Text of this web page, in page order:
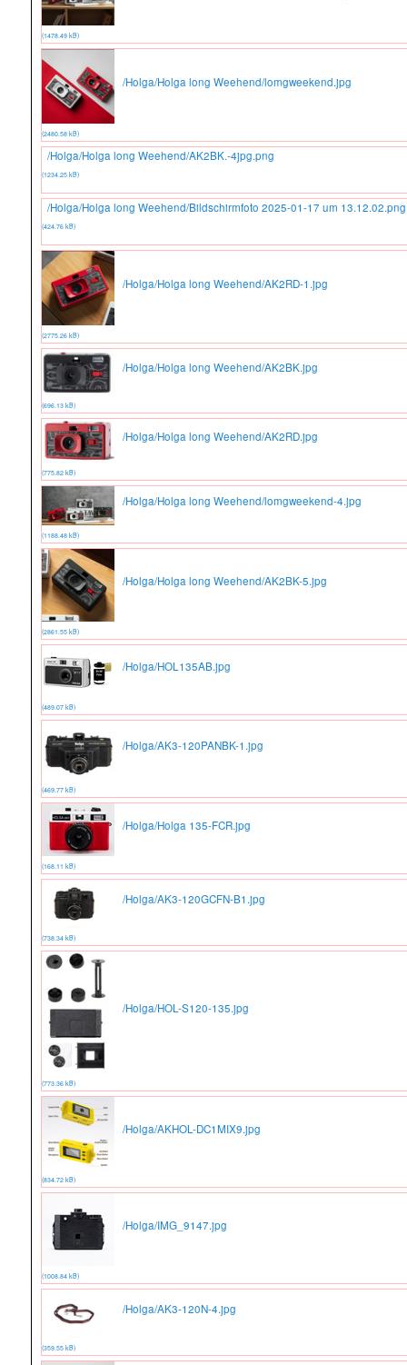
(1478.49 kB)
/Holga/Holga long Weehend/lomgweekend.jpg
(2480.58 kB)
/Holga/Holga long Weehend/AK2BK.-4jpg.png
(1234.25 kB)
/Holga/Holga long Weehend/Bildschirmfoto 2025-01-17 um 13.12.02.png
(424.76 kB)
/Holga/Holga long Weehend/AK2RD-1.jpg
(2775.26 kB)
/Holga/Holga long Weehend/AK2BK.jpg
(696.13 kB)
/Holga/Holga long Weehend/AK2RD.jpg
(775.82 kB)
/Holga/Holga long Weehend/lomgweekend-4.jpg
(1188.48 kB)
/Holga/Holga long Weehend/AK2BK-5.jpg
(2861.55 kB)
/Holga/HOL135AB.jpg
(489.07 kB)
/Holga/AK3-120PANBK-1.jpg
(469.77 kB)
/Holga/Holga 135-FCR.jpg
(168.11 kB)
/Holga/AK3-120GCFN-B1.jpg
(738.34 kB)
/Holga/HOL-S120-135.jpg
(773.36 kB)
/Holga/AKHOL-DC1MIX9.jpg
(834.72 kB)
/Holga/IMG_9147.jpg
(1008.84 kB)
/Holga/AK3-120N-4.jpg
(359.55 kB)